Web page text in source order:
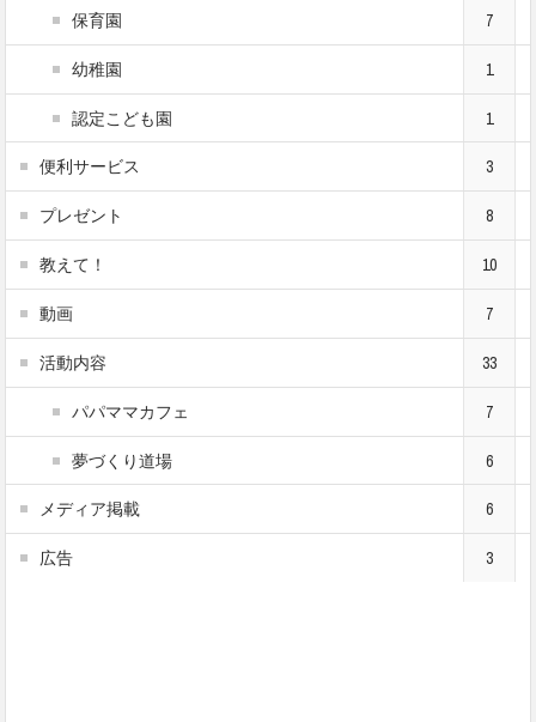
保育園 7
幼稚園 1
認定こども園 1
便利サービス 3
プレゼント 8
教えて！ 10
動画 7
活動内容 33
パパママカフェ 7
夢づくり道場 6
メディア掲載 6
広告 3